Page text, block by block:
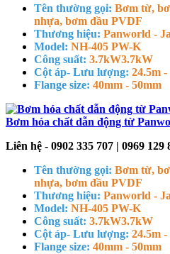
Tên thường gọi: Bơm từ,
nhựa, bơm đầu PVDF
Thương hiệu: Panworld -
Model: NH-405 PW-K
Công suất: 3.7kW3.7kW
Cột áp- Lưu lượng: 24.5m
Flange size: 40mm - 50mm
Bơm hóa chất dẫn động từ
Liên hệ - 0902 335 707 | 0969 129
Tên thường gọi: Bơm từ,
nhựa, bơm đầu PVDF
Thương hiệu: Panworld -
Model: NH-405 PW-K
Công suất: 3.7kW3.7kW
Cột áp- Lưu lượng: 24.5m
Flange size: 40mm - 50mm